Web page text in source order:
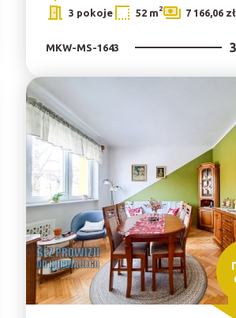
3 pokoje
52 m2 7 166,06
MKW-MS-1643
ulubionych